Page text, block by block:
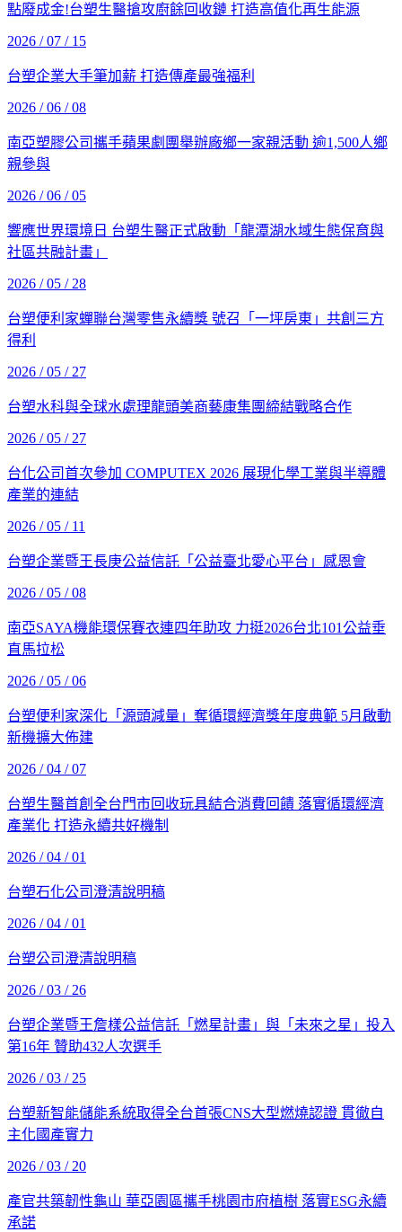
點廢成金!台塑生醫搶攻廚餘回收鏈 打造高值化再生能源
2026 / 07 / 15
台塑企業大手筆加薪 打造傳產最強福利
2026 / 06 / 08
南亞塑膠公司攜手蘋果劇團舉辦廠鄉一家親活動 逾1,500人鄉
親參與
2026 / 06 / 05
響應世界環境日 台塑生醫正式啟動「龍潭湖水域生態保育與
社區共融計畫」
2026 / 05 / 28
台塑便利家蟬聯台灣零售永續獎 號召「一坪房東」共創三方
得利
2026 / 05 / 27
台塑水科與全球水處理龍頭美商藝康集團締結戰略合作
2026 / 05 / 27
台化公司首次參加 COMPUTEX 2026 展現化學工業與半導體
產業的連結
2026 / 05 / 11
台塑企業暨王長庚公益信託「公益臺北愛心平台」感恩會
2026 / 05 / 08
南亞SAYA機能環保賽衣連四年助攻 力挺2026台北101公益垂
直馬拉松
2026 / 05 / 06
台塑便利家深化「源頭減量」奪循環經濟獎年度典範 5月啟動
新機擴大佈建
2026 / 04 / 07
台塑生醫首創全台門市回收玩具結合消費回饋 落實循環經濟
產業化 打造永續共好機制
2026 / 04 / 01
台塑石化公司澄清說明稿
2026 / 04 / 01
台塑公司澄清說明稿
2026 / 03 / 26
台塑企業暨王詹樣公益信託「燃星計畫」與「未來之星」投入
第16年 贊助432人次選手
2026 / 03 / 25
台塑新智能儲能系統取得全台首張CNS大型燃燒認證 貫徹自
主化國產實力
2026 / 03 / 20
產官共築韌性龜山 華亞園區攜手桃園市府植樹 落實ESG永續
承諾